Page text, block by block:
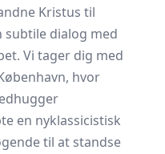
Kristus til
subtile dialog med
Vi tager dig med
hvor
en nyklassicistisk
til at standse